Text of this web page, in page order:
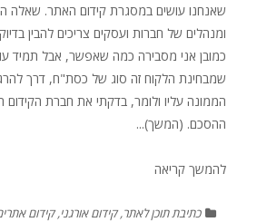
שאנחנו עושים במסגרת קידום האתר. שאלה
ומנהלים של חברות ועסקים צריכים להבין
כמובן אני מסבירה כמה שאפשר, אבל תמיד
שמבחינת הלקוח זה סוג של כסת"ח, דרך
הממונה עליו ולומר, בדקתי את חברת
ההסכם. (המשך)...
להמשך קריאה
כתיבת תוכן לאתר,קידום אורגני,קידום